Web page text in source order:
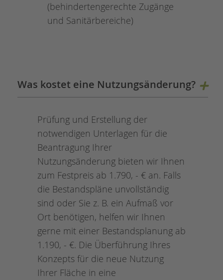
(behindertengerechte Zugänge
und Sanitärbereiche)
Was kostet eine Nutzungsänderung?
Prüfung und Erstellung der
notwendigen Unterlagen für die
Beantragung Ihrer
Nutzungsänderung bieten wir Ihnen
zum Festpreis ab 1.790, - € an. Falls
die Bestandspläne unvollständig
sind oder Sie z. B. ein Aufmaß vor
Ort benötigen, helfen wir Ihnen
gerne mit einer Bestandsplanung ab
1.190, - €. Die Überführung Ihres
Konzepts für die neue Nutzung
Ihrer Fläche in eine